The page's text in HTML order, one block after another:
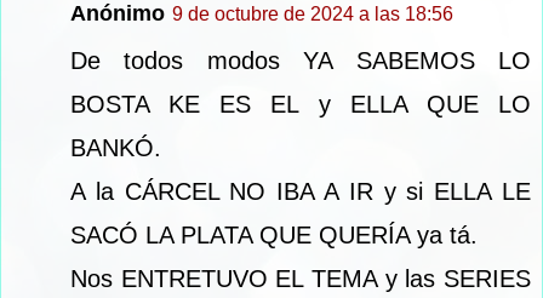
Anónimo 9 de octubre de 2024 a las 18:56
De todos modos YA SABEMOS LO
BOSTA KE ES EL y ELLA QUE LO
BANKÓ.
A la CÁRCEL NO IBA A IR y si ELLA LE
SACÓ LA PLATA QUE QUERÍA ya tá.
Nos ENTRETUVO EL TEMA y las SERIES